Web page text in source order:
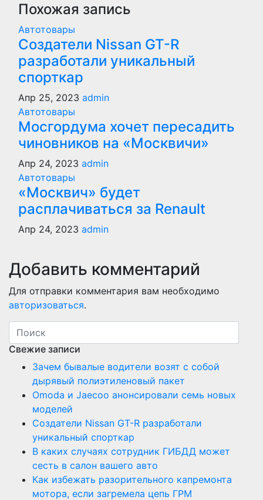
Похожая запись
Автотовары
Создатели Nissan GT-R
разработали уникальный
спорткар
Апр 25, 2023 admin
Автотовары
Мосгордума хочет пересадить
чиновников на «Москвичи»
Апр 24, 2023 admin
Автотовары
«Москвич» будет
расплачиваться за Renault
Апр 24, 2023 admin
Добавить комментарий
Для отправки комментария вам необходимо
авторизоваться.
Свежие записи
Зачем бывалые водители возят с собой
дырявый полиэтиленовый пакет
Оmoda и Jaecoo анонсировали семь новых
моделей
Создатели Nissan GT-R разработали
уникальный спорткар
В каких случаях сотрудник ГИБДД может
сесть в салон вашего авто
Как избежать разорительного капремонта
мотора, если загремела цепь ГРМ